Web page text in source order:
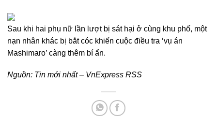
Sau khi hai phụ nữ lần lượt bị sát hại ở cùng khu phố, một
nạn nhân khác bị bắt cóc khiến cuộc điều tra ‘vụ án
Mashimaro’ càng thêm bí ẩn.
Nguồn: Tin mới nhất – VnExpress RSS